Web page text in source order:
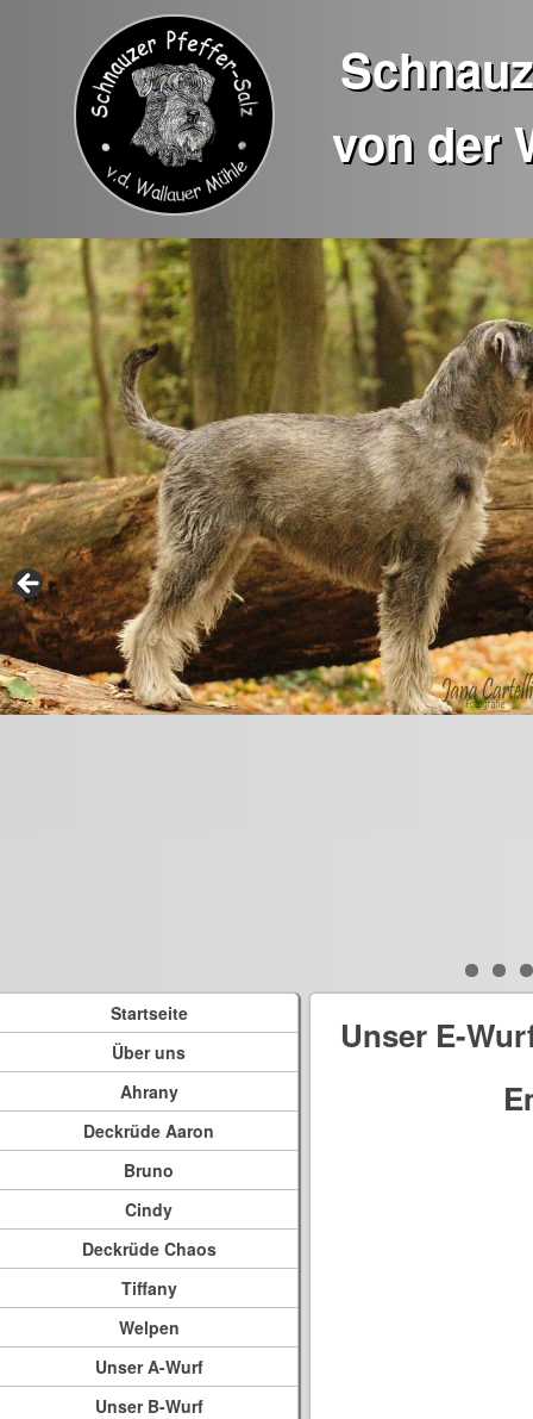
von der
Startseite
Über uns
Ahrany
Deckrüde Aaron
Bruno
Cindy
Deckrüde Chaos
Tiffany
Welpen
Unser A-Wurf
Unser B-Wurf
Unser E-